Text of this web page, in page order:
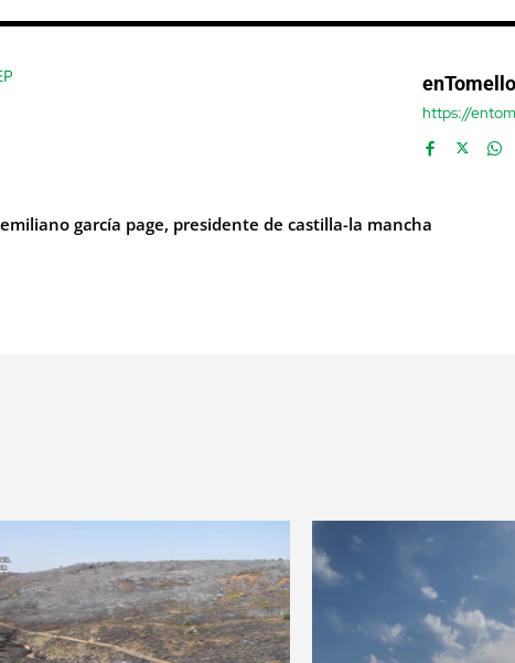
https://
emiliano garcía page, presidente de castilla-la mancha